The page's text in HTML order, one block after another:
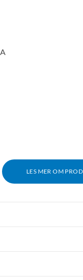
LES MER OM